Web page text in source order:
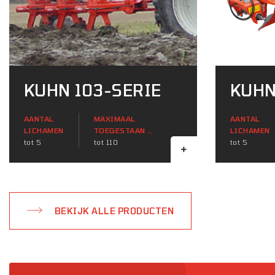
KUHN 103-SERIE
AANTAL
LICHAMEN
tot 5
MAXIMAAL
TOEGESTAAN ​​
TRACTORVERMOGEN
tot 110
AANTAL
LICHAMEN
tot 5
BEKIJK ALLE PRODUCTEN